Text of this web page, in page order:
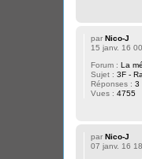
par Nico-J
15 janv. 16
Forum : La
Sujet : 3F -
Réponses : 3
Vues : 4755
par Nico-J
07 janv. 16